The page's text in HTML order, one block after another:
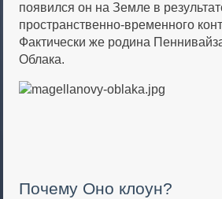
появился он на Земле в
пространственно-временного
Фактически же родина
Облака.
Почему Оно клоун?